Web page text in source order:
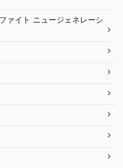
ァイト ニュージェネレーシ